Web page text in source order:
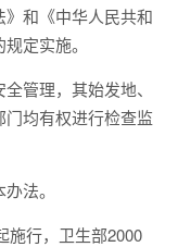
和《中华人民共和
定实施。
管理，其始发地、
均有权进行检查监
法。
行，卫生部2000